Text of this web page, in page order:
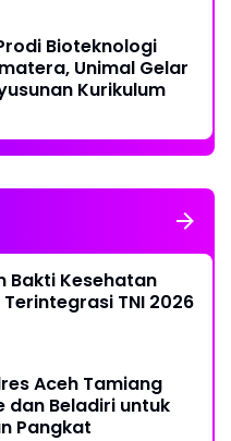
Bioteknologi
Unimal Gelar
Kurikulum
Bakti Kesehatan
TNI 2026
Aceh Tamiang
dan Beladiri untuk
Pangkat